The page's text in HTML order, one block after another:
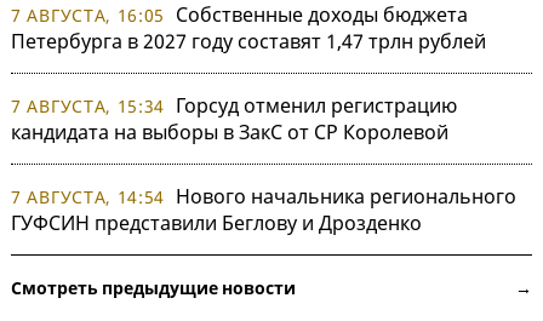
7 АВГУСТА, 16:05
Собственные доходы бюджета
Петербурга в 2027 году составят 1,47 трлн рублей
7 АВГУСТА, 15:34 Горсуд отменил регистрацию
кандидата на выборы в ЗакС от СР Королевой
7 АВГУСТА, 14:54 Нового начальника регионального
ГУФСИН представили Беглову и Дрозденко
Смотреть предыдущие новости →